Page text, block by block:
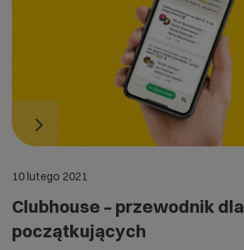
10 lutego 2021
Clubhouse – przewodnik dla
początkujących